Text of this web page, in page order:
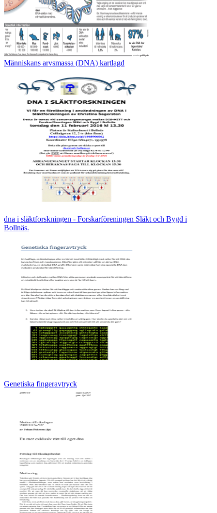
Människans arvsmassa (DNA) kartlagd
dna i släktforskningen - Forskarföreningen Släkt och Bygd i
Bollnäs.
Genetiska fingeravtryck